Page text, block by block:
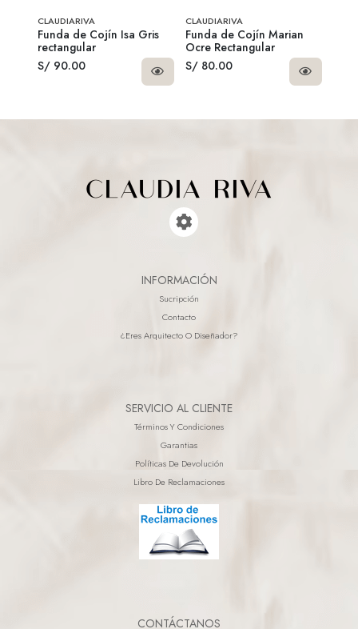
CLAUDIARIVA
Funda de Cojín Isa Gris
rectangular
S/ 90.00
CLAUDIARIVA
Funda de Cojín Marian
Ocre Rectangular
S/ 80.00
INFORMACIÓN
Sucripción
Contacto
¿eres Arquitecto O Diseñador?
SERVICIO AL CLIENTE
Términos Y Condiciones
Garantias
Políticas De Devolución
Libro De Reclamaciones
CONTÁCTANOS